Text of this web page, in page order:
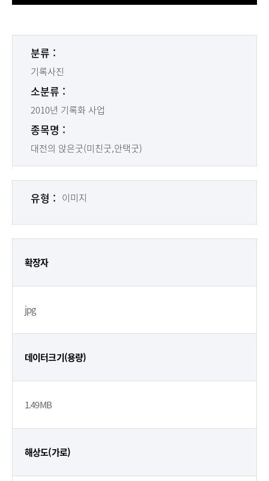
분류 :
기록사진
소분류 :
2010년 기록화 사업
종목명 :
대전의 앉은굿(미친굿,안택굿)
유형 : 이미지
확장자
jpg
데이터크기(용량)
1.49MB
해상도(가로)